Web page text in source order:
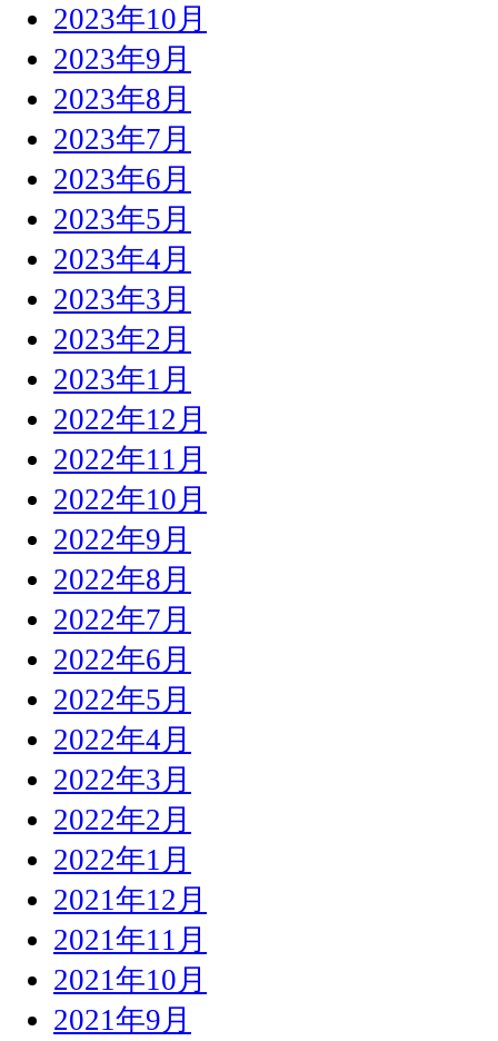
2023年10月
2023年9月
2023年8月
2023年7月
2023年6月
2023年5月
2023年4月
2023年3月
2023年2月
2023年1月
2022年12月
2022年11月
2022年10月
2022年9月
2022年8月
2022年7月
2022年6月
2022年5月
2022年4月
2022年3月
2022年2月
2022年1月
2021年12月
2021年11月
2021年10月
2021年9月